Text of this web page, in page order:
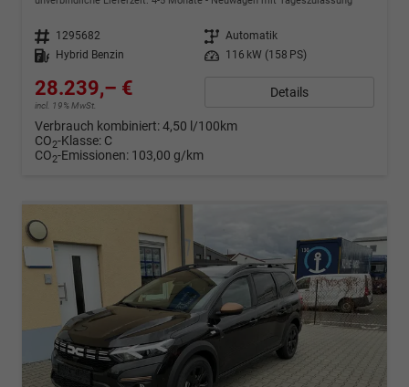
Fahrzeugnr. 1295682 Getriebe Automatik
Kraftstoff
Hybrid Benzin Leistung 116 kW (158 PS)
28.239,– €
incl. 19% MwSt.
Details
Verbrauch kombiniert:4,50 l/100km
CO2-Klasse: C
CO2-Emissionen: 103,00 g/km